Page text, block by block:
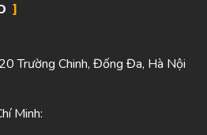
Trường Chinh, Đống Đa, Hà Nội
Minh: